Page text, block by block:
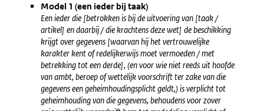
Model 1 (een ieder bij taak)
Een ieder die [betrokken is bij de uitvoering van [taak /
artikel] en daarbij / die krachtens deze wet] de beschikking
krijgt over gegevens [waarvan hij het vertrouwelijke
karakter kent of redelijkerwijs moet vermoeden / met
betrekking tot een derde], (en voor wie niet reeds uit hoofde
van ambt, beroep of wettelijk voorschrift ter zake van die
gegevens een geheimhoudingsplicht geldt,) is verplicht tot
geheimhouding van die gegevens, behoudens voor zover